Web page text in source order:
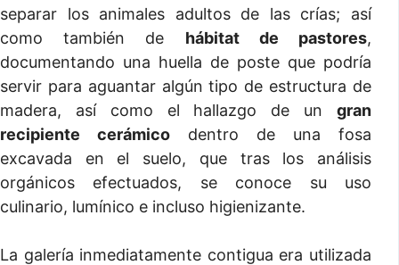
separar los animales adultos de las crías; así
como también de hábitat de pastores,
documentando una huella de poste que podría
servir para aguantar algún tipo de estructura de
madera, así como el hallazgo de un gran
recipiente cerámico dentro de una fosa
excavada en el suelo, que tras los análisis
orgánicos efectuados, se conoce su uso
culinario, lumínico e incluso higienizante.
La galería inmediatamente contigua era utilizada